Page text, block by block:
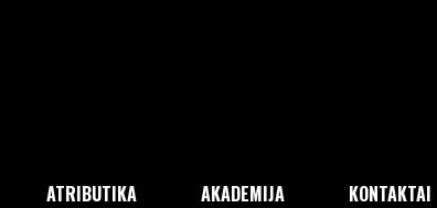
ATRIBUTIKA AKADEMIJA KONTAKTAI